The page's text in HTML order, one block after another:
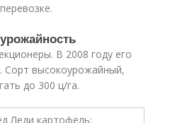
В 2008 году его
Сорт высокоурожайный,
до 300 ц/га.